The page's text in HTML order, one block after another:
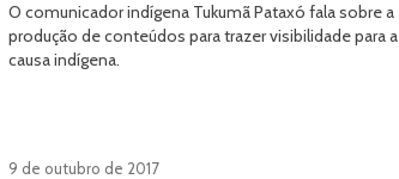
O comunicador indígena Tukumã Pataxó fala sobre a
produção de conteúdos para trazer visibilidade para a
causa indígena.
9 de outubro de 2017